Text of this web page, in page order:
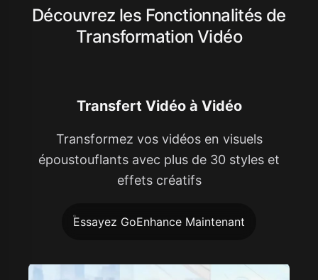
Découvrez les Fonctionnalités de
Transformation Vidéo
Transfert Vidéo à Vidéo
Transformez vos vidéos en visuels
époustouflants avec plus de 30 styles et
effets créatifs
Essayez GoEnhance Maintenant